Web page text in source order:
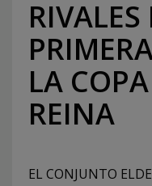
LA
REINA
EL CONJUNTO